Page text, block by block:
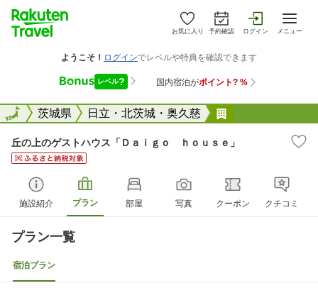
お気に入り 予約確認 ログイン メニュー
全国茨城県 日立・北茨城・奥久慈
全国
丘の上のゲストハウス「Ｄａｉｇｏ ｈｏｕｓｅ」
施設紹介 プラン 部屋 写真 クーポン クチコミ
プラン一覧
宿泊プラン